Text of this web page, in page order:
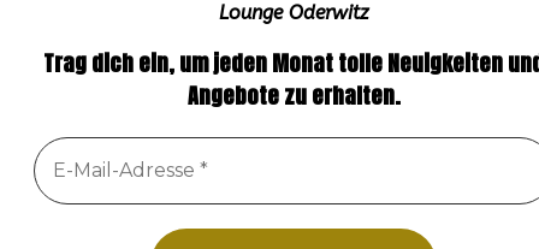
Lounge Oderwitz
Trag dich ein, um jeden Monat tolle Neuigkeiten
Angebote zu erhalten.